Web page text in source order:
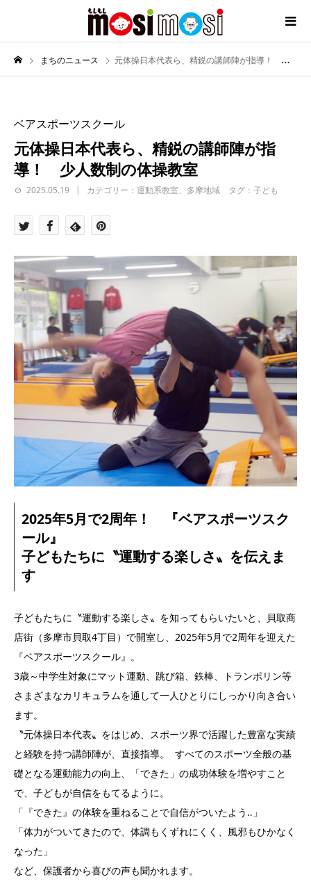
まちのニュース 元体操日本代表ら、精鋭の講師陣が指導！ 少人数制の体操教室
ベアスポーツスクール
元体操日本代表ら、精鋭の講師陣が指
導！ 少人数制の体操教室
2025.05.19 カテゴリー：運動系教室、多摩地域 タグ：子ども
2025年5月で2周年！ 『ベアスポーツスク
ール』
子どもたちに〝運動する楽しさ〟を伝えま
す
子どもたちに〝運動する楽しさ〟を知ってもらいたいと、貝取商
店街（多摩市貝取4丁目）で開室し、2025年5月で2周年を迎えた
『ベアスポーツスクール』。
3歳～中学生対象にマット運動、跳び箱、鉄棒、トランポリン等
さまざまなカリキュラムを通して一人ひとりにしっかり向き合い
ます。
〝元体操日本代表〟をはじめ、スポーツ界で活躍した豊富な実績
と経験を持つ講師陣が、直接指導。 すべてのスポーツ全般の基
礎となる運動能力の向上、「できた」の成功体験を増やすこと
で、子どもが自信をもてるように。
「『できた』の体験を重ねることで自信がついたよう‥」
「体力がついてきたので、体調もくずれにくく、風邪もひかなく
なった」
など、保護者から喜びの声も聞かれます。